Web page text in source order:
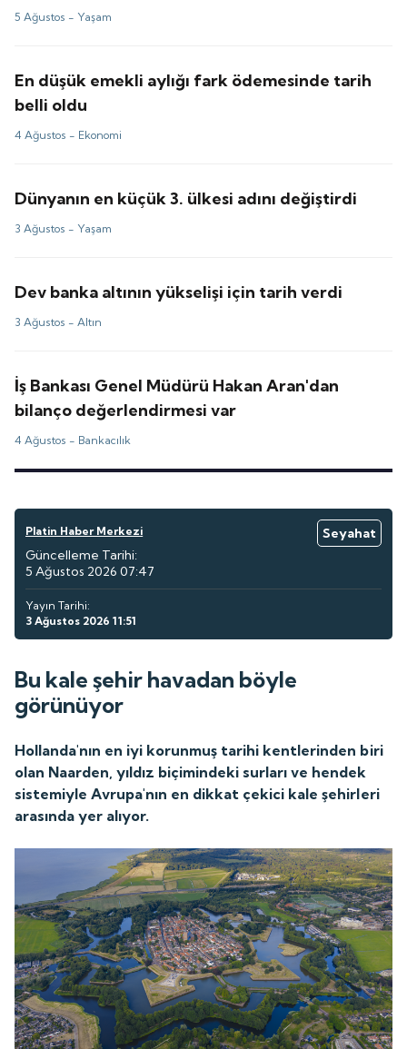
5 Ağustos - Yaşam
En düşük emekli aylığı fark ödemesinde tarih
belli oldu
4 Ağustos - Ekonomi
Dünyanın en küçük 3. ülkesi adını değiştirdi
3 Ağustos - Yaşam
Dev banka altının yükselişi için tarih verdi
3 Ağustos -Altın
İş Bankası Genel Müdürü Hakan Aran'dan
bilanço değerlendirmesi var
4 Ağustos - Bankacılık
Platin Haber Merkezi
Seyahat
Güncelleme Tarihi:
5 Ağustos 2026 07:47
Yayın Tarihi:
3 Ağustos 2026 11:51
Bu kale şehir havadan böyle
görünüyor
Hollanda'nın en iyi korunmuş tarihi kentlerinden biri
olan Naarden, yıldız biçimindeki surları ve hendek
sistemiyle Avrupa'nın en dikkat çekici kale şehirleri
arasında yer alıyor.